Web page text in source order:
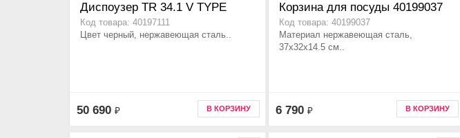
Диспоузер TR 34.1 V TYPE
Код товара: 40197111
Цвет черный, нержавеющая сталь..
50 690 ₽ В КОРЗИНУ
Корзина для посуды 40199037
Код товара: 40199037
Материал нержавеющая сталь,
37х32х14.5 см..
6 790 ₽ В КОРЗИНУ